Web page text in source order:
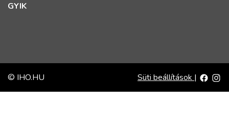
GYIK
© IHO.HU Süti beállítások |